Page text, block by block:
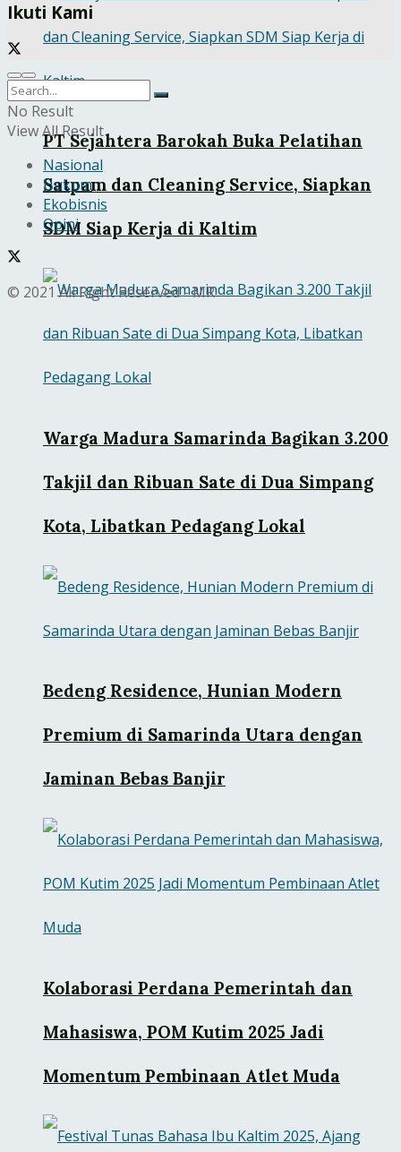
PT Sejahtera Barokah Buka Pelatihan
Satpam dan Cleaning Service, Siapkan
SDM Siap Kerja di Kaltim
Warga Madura Samarinda Bagikan 3.200
Takjil dan Ribuan Sate di Dua Simpang
Kota, Libatkan Pedagang Lokal
Bedeng Residence, Hunian Modern
Premium di Samarinda Utara dengan
Jaminan Bebas Banjir
Kolaborasi Perdana Pemerintah dan
Mahasiswa, POM Kutim 2025 Jadi
Momentum Pembinaan Atlet Muda
Ikuti Kami
No Result
View All Result
Nasional
Hukum
Ekobisnis
Opini
© 2021 All Right Reserved - MR